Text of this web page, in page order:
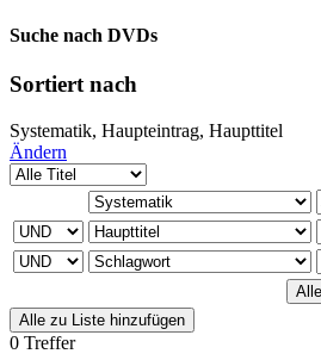
Suche nach DVDs
Sortiert nach
Systematik, Haupteintrag, Haupttitel
Ändern
0 Treffer